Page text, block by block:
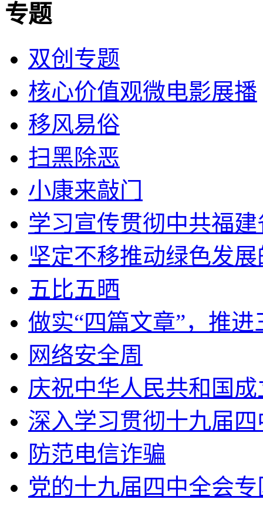
专题
双创专题
核心价值观微电影展播
移风易俗
扫黑除恶
小康来敲门
学习宣传贯彻中共福
坚定不移推动绿色发
五比五晒
做实“四篇文章”，推
网络安全周
庆祝中华人民共和国成
深入学习贯彻十九届
防范电信诈骗
党的十九届四中全会专